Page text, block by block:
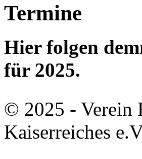
Termine
Hier folgen
für 2025.
© 2025 - Verein
Kaiserreiches